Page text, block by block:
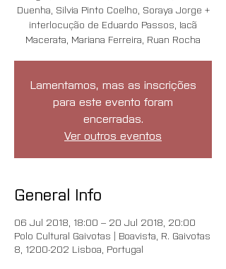
Duenha, Silvia Pinto Coelho, Soraya Jorge +
interlocução de Eduardo Passos, Iacã
Macerata, Mariana Ferreira, Ruan Rocha
Lamentamos, mas as inscrições
para este evento foram
encerradas.
Ver outros eventos
General Info
06 Jul 2018, 18:00 – 20 Jul 2018, 20:00
Polo Cultural Gaivotas | Boavista, R. Gaivotas
8, 1200-202 Lisboa, Portugal